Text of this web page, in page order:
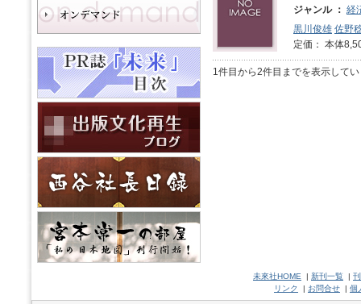
ジャンル ： 経
黒川俊雄 佐野
定価： 本体
1件目から2件目までを表示して
未來社HOME | 新刊一覧 |
リンク
| お問合せ | 個